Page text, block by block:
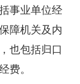
事业单位经
障机关及 内
也包括归口
费。